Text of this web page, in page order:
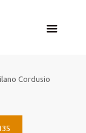
Cordusio